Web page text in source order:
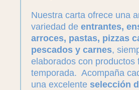
Nuestra carta ofrece una
variedad deentrantes,
arroces, pastas, pizzas
pescados y carnes,
elaborados con productos
temporada. Acompaña
una excelente selección